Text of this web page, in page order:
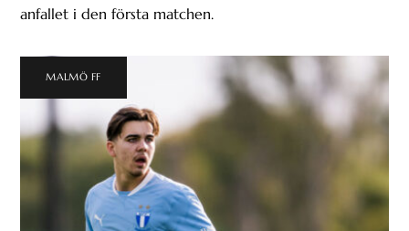
anfallet i den första matchen.
MALMÖ FF